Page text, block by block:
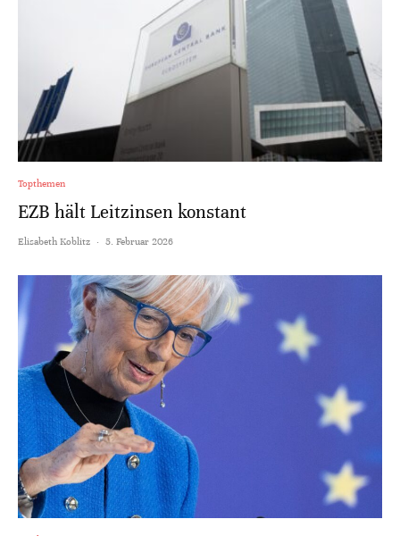
Topthemen
EZB hält Leitzinsen konstant
Elisabeth Koblitz · 5. Februar 2026